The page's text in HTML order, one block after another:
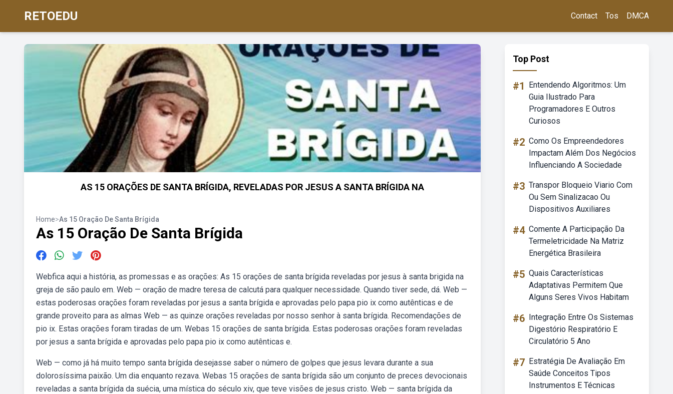
RETOEDU Contact Tos DMCA
AS 15 ORAÇÕES DE SANTA BRÍGIDA, REVELADAS POR JESUS A SANTA BRÍGIDA NA
Home>As 15 Oração De Santa Brígida
As 15 Oração De Santa Brígida
Webfica aqui a história, as promessas e as orações: As 15 orações de santa brígida reveladas por jesus à santa brigida na
greja de são paulo em. Web — oração de madre teresa de calcutá para qualquer necessidade. Quando tiver sede, dá. Web —
estas poderosas orações foram reveladas por jesus a santa brígida e aprovadas pelo papa pio ix como autênticas e de
grande proveito para as almas Web — as quinze orações reveladas por nosso senhor à santa brígida. Recomendações de
pio ix. Estas orações foram tiradas de um. Webas 15 orações de santa brígida. Estas poderosas orações foram reveladas
por jesus a santa brígida e aprovadas pelo papa pio ix como autênticas e.
Web — como já há muito tempo santa brígida desejasse saber o número de golpes que jesus levara durante a sua
dolorosíssima paixão. Um dia enquanto rezava. Webas 15 orações de santa brígida são um conjunto de preces devocionais
reveladas a santa brígida da suécia, uma mística do século xiv, que teve visões de jesus cristo. Web — santa brígida da
Top Post
#1
Entendendo Algoritmos: Um
Guia Ilustrado Para
Programadores E Outros
Curiosos
#2 Como Os Empreendedores
Impactam Além Dos Negócios
Influenciando A Sociedade
#3 Transpor Bloqueio Viario Com
Ou Sem Sinalizacao Ou
Dispositivos Auxiliares
#4 Comente A Participação Da
Termeletricidade Na Matriz
Energética Brasileira
#5 Quais Características
Adaptativas Permitem Que
Alguns Seres Vivos Habitam
#6 Integração Entre Os Sistemas
Digestório Respiratório E
Circulatório 5 Ano
#7 Estratégia De Avaliação Em
Saúde Conceitos Tipos
Instrumentos E Técnicas